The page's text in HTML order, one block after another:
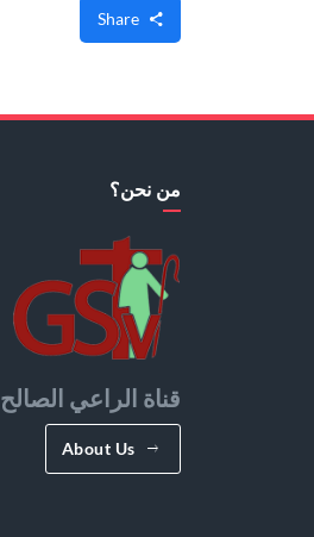
من نحن؟
قناة الراعي الصالح
About Us